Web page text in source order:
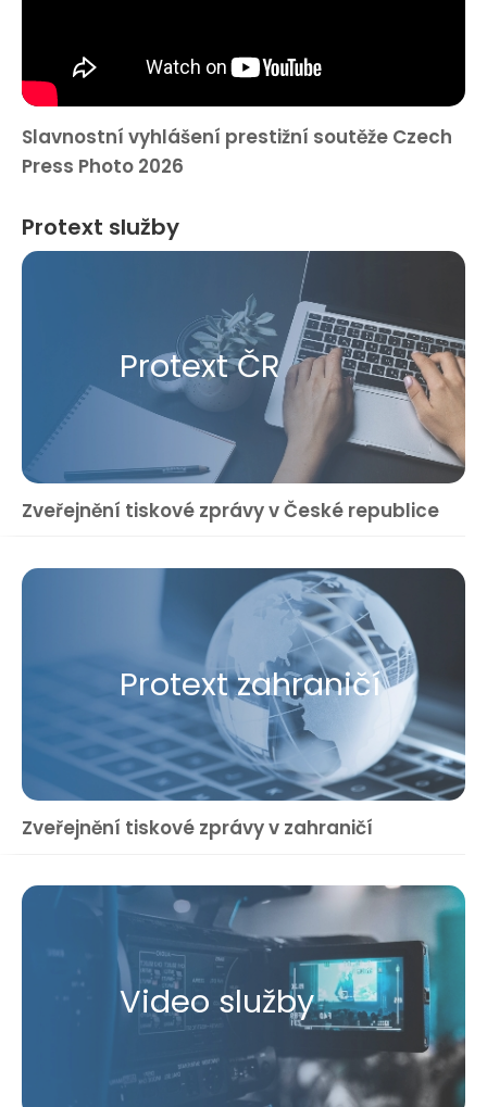
Slavnostní vyhlášení prestižní soutěže Czech
Press Photo 2026
Protext služby
Protext ČR
Zveřejnění tiskové zprávy v České republice
Protext zahraničí
Zveřejnění tiskové zprávy v zahraničí
Video služby